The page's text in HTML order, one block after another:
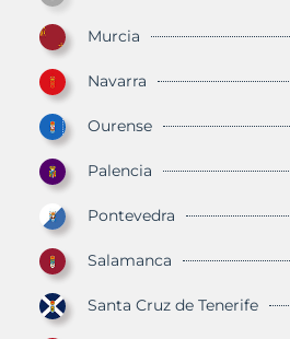
Murcia
Navarra
Ourense
Palencia
Pontevedra
Salamanca
Santa Cruz de Tenerife